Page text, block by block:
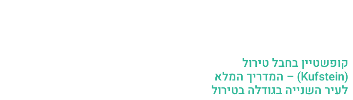
קופשטיין בחבל טירול
(Kufstein) – המדריך המלא
לעיר השנייה בגודלה בטירול